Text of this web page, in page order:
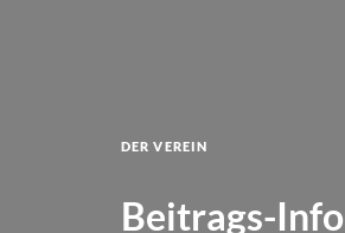
Der Verein
Beitrags-Info